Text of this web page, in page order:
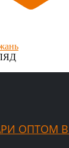
ОПТОМ В